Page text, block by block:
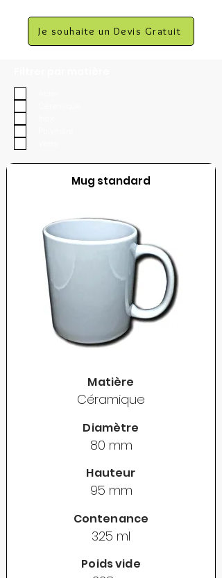
Je souhaite un Devis Gratuit
Mug standard
Matière
Céramique
Diamètre
80 mm
Hauteur
95 mm
Contenance
325 ml
Poids vide